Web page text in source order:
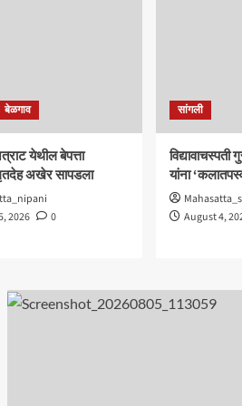
बेळगाव
येथील बेपत्ता
अखेर सापडला
2026
0
सांगली
यांना
August 4,